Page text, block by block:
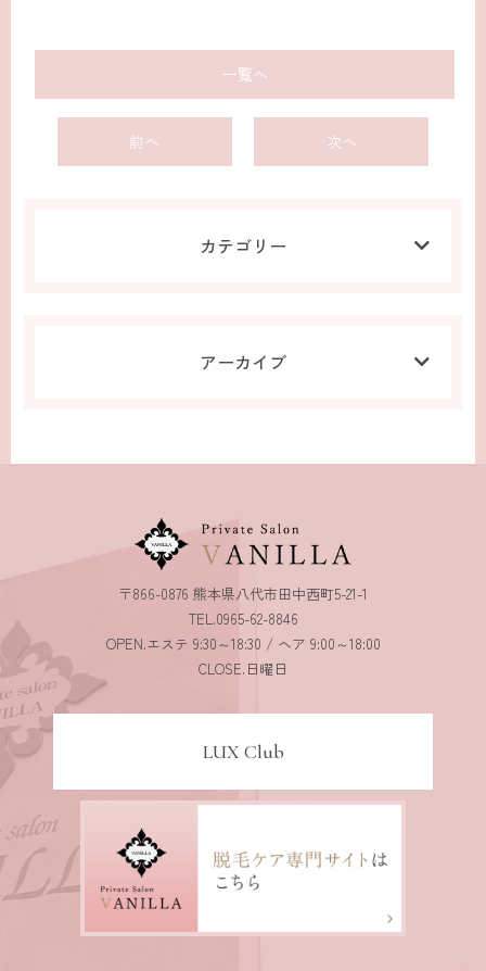
前へ
一覧へ
次へ
カテゴリー
アーカイブ
〒866-0876 熊本県八代市田中西町5-21-1
TEL.0965-62-8846
OPEN.エステ 9:30～18:30 / ヘア 9:00～18:00
CLOSE.日曜日
LUX Club